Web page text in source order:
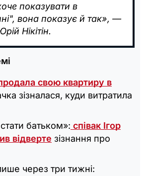
показувати в
вона показує й так», —
Нікітін.
свою квартиру в
зізналася, куди витратила
батьком»: співак Ігор
відверте зізнання про
через три тижні: